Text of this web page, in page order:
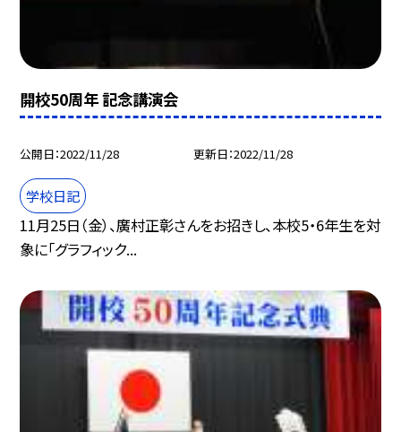
開校50周年 記念講演会
公開日 2022/11/28 更新日 2022/11/28
学校日記
11月25日（金）、廣村正彰さんをお招きし、本校5・6年生を対
象に「グラフィック...